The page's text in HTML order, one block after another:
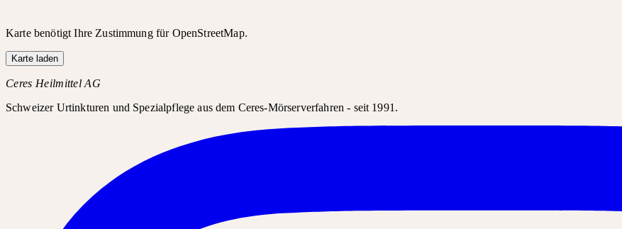
Karte benötigt Ihre Zustimmung für OpenStreetMap.
Karte laden
Ceres Heilmittel AG
Schweizer Urtinkturen und Spezialpflege aus dem Ceres-Mörserverfahren - seit 1991.